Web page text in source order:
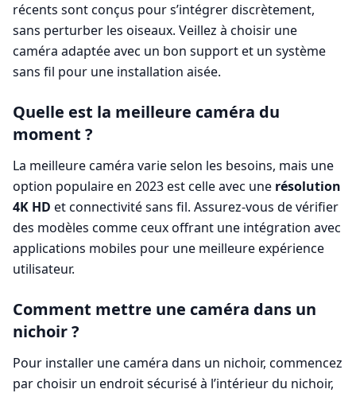
récents sont conçus pour s’intégrer discrètement,
sans perturber les oiseaux. Veillez à choisir une
caméra adaptée avec un bon support et un système
sans fil pour une installation aisée.
Quelle est la meilleure caméra du
moment ?
La meilleure caméra varie selon les besoins, mais une
option populaire en 2023 est celle avec une résolution
4K HD et connectivité sans fil. Assurez-vous de vérifier
des modèles comme ceux offrant une intégration avec
applications mobiles pour une meilleure expérience
utilisateur.
Comment mettre une caméra dans un
nichoir ?
Pour installer une caméra dans un nichoir, commencez
par choisir un endroit sécurisé à l’intérieur du nichoir,